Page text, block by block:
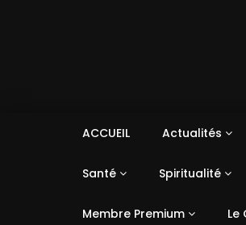
ACCUEIL Actualités
Santé Spiritualité
Membre Premium Le